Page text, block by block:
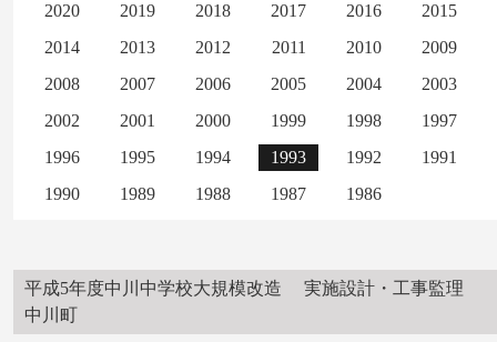
2020 2019 2018 2017 2016
2015
2014
2013 2012 2011 2010
2009
2008
2007 2006 2005 2004
2003
2002
2001 2000 1999 1998
1997
1996
1995 1994 1993 1992
1991
1990
1989 1988 1987 1986
平成5年度中川中学校大規模改造 実施設計・工事監理
中川町